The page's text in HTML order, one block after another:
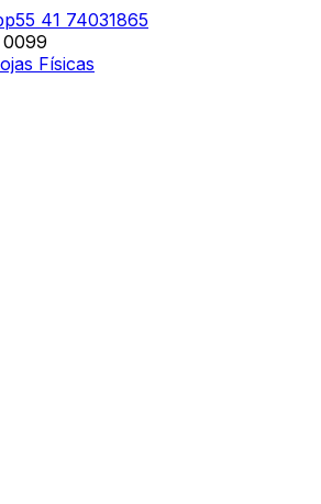
55 41 74031865
Físicas